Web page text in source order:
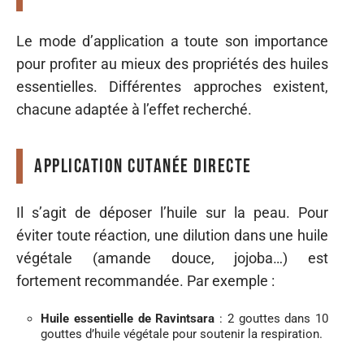
Le mode d’application a toute son importance
pour profiter au mieux des propriétés des huiles
essentielles. Différentes approches existent,
chacune adaptée à l’effet recherché.
Application cutanée directe
Il s’agit de déposer l’huile sur la peau. Pour
éviter toute réaction, une dilution dans une huile
végétale (amande douce, jojoba…) est
fortement recommandée. Par exemple :
Huile essentielle de Ravintsara : 2 gouttes dans 10
gouttes d’huile végétale pour soutenir la respiration.